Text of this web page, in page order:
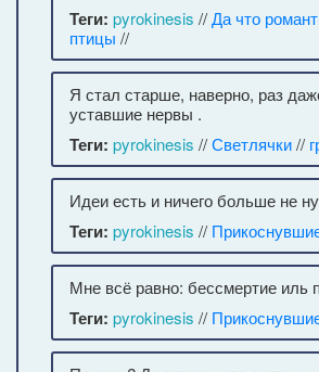
Теги: pyrokinesis //Да что
птицы //
Я стал старше, наверно, раз
уставшие нервы .
Теги: pyrokinesis //Светлячки//
Идеи есть и ничего больше не
Теги: pyrokinesis //
Мне всё равно: бессмертие иль
Теги: pyrokinesis //